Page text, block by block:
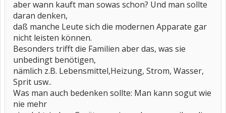
aber wann kauft man sowas schon? Und man sollte
daran denken,
daß manche Leute sich die modernen Apparate gar
nicht leisten können.
Besonders trifft die Familien aber das, was sie
unbedingt benötigen,
nämlich z.B. Lebensmittel,Heizung, Strom, Wasser,
Sprit usw..
Was man auch bedenken sollte: Man kann sogut wie
nie mehr